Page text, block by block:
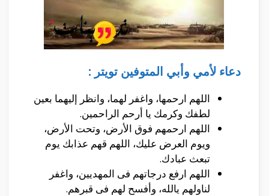
دعاء لأمي وأبي المتوفين تويتر :
اللهم ارحمها، واغفر لهما، وانظر إليهما بعين
لطفك وكرمك يا أرحم الراحمين.
اللهم ارحمهم فوق الأرض، وتحت الأرض،
ويوم العرض عليك، اللهم قهم عذابك يوم
تبعث عبادك.
اللهم ارفع درجاتهم فى المهديين، واغفر
لناولهم يالله، وأفسح لهم فى قبرهم.